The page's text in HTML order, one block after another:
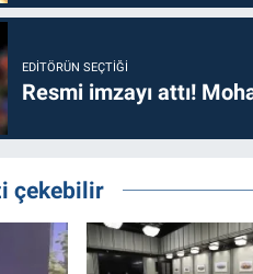
EDITÖRÜN SEÇTIĞI
Resmi imzayı attı!
çekebilir